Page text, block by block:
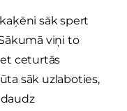
sāk spert
viņi to
ceturtās
sāk uzlaboties,